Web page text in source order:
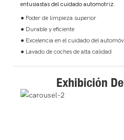
entusiastas del cuidado automotriz.
● Poder de limpieza superior
● Durable y eficiente
● Excelencia en el cuidado del
● Lavado de coches de alta calidad
Exhibición